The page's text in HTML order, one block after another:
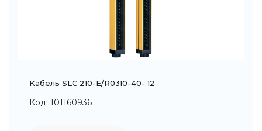
Кабель SLC 210-E/R0310-40- 12
Код: 101160936